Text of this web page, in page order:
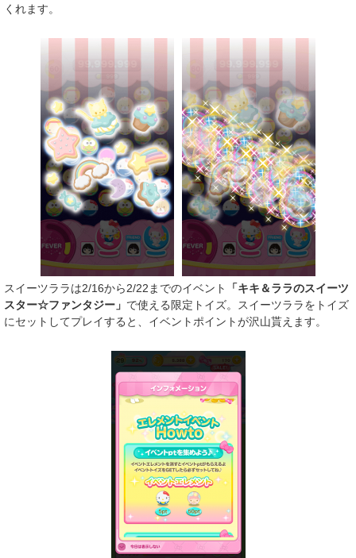
くれます。
スイーツララは2/16から2/22までのイベント
「キキ＆ララのスイーツ
スター☆ファンタジー」 で使える限定トイズ。スイーツララをトイズ
にセットしてプレイすると、イベントポイントが沢山貰えます。